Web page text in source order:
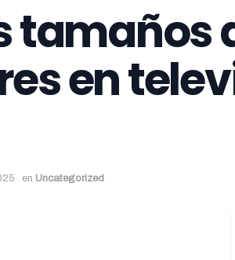
tamaños
en
en Uncategorized